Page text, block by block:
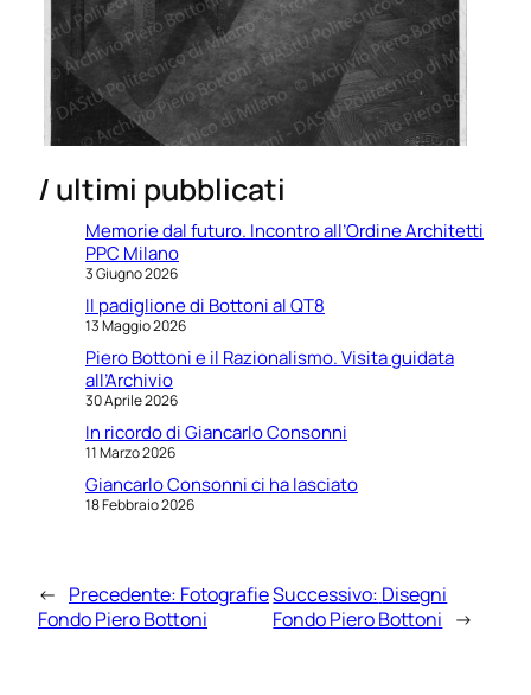
/ ultimi pubblicati
Memorie dal futuro. Incontro all’Ordine Architetti
PPC Milano
3 Giugno 2026
Il padiglione di Bottoni al QT8
13 Maggio 2026
Piero Bottoni e il Razionalismo. Visita guidata
all’Archivio
30 Aprile 2026
In ricordo di Giancarlo Consonni
11 Marzo 2026
Giancarlo Consonni ci ha lasciato
18 Febbraio 2026
← Precedente: Fotografie
Fondo Piero Bottoni
Successivo: Disegni
Fondo Piero Bottoni →